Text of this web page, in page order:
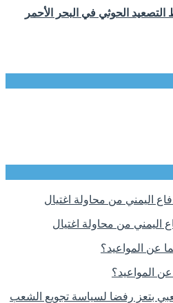
الحوثي في البحر الأحمر
اليمني من محاولة اغتيال
عن المواعيد؟